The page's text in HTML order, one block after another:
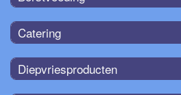
Catering
Diepvriesproducten